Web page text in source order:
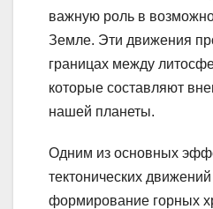
важную роль в
Земле. Эти движения
границах между
которые составляют
нашей планеты.
Одним из основных
тектонических
формирование горных